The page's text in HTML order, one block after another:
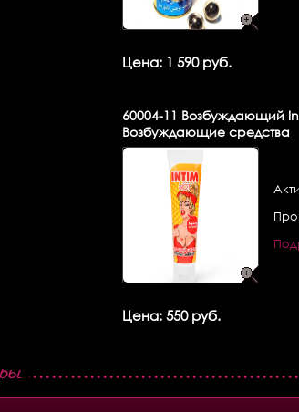
Цена: 1 590 руб.
60004-11 Возбуждающий
Возбуждающие средства
Цена: 550 руб.